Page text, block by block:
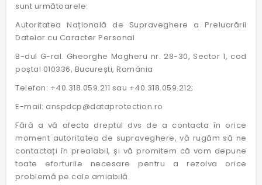
sunt următoarele:
Autoritatea Națională de Supraveghere a Prelucrării
Datelor cu Caracter Personal
B-dul G-ral. Gheorghe Magheru nr. 28-30, Sector 1, cod
poștal 010336, București, România
Telefon: +40.318.059.211 sau +40.318.059.212;
E-mail: anspdcp@dataprotection.ro
Fără a vă afecta dreptul dvs de a contacta în orice
moment autoritatea de supraveghere, vă rugăm să ne
contactați în prealabil, și vă promitem că vom depune
toate eforturile necesare pentru a rezolva orice
problemă pe cale amiabilă.